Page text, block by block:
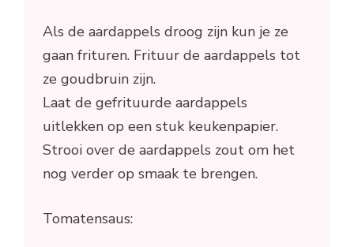
Als de aardappels droog zijn kun je ze
gaan frituren. Frituur de aardappels tot
ze goudbruin zijn.
Laat de gefrituurde aardappels
uitlekken op een stuk keukenpapier.
Strooi over de aardappels zout om het
nog verder op smaak te brengen.
Tomatensaus: